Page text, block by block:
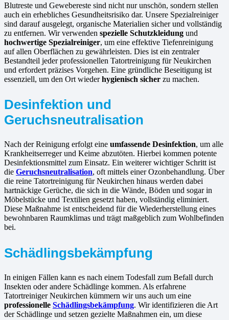
Blutreste und Gewebereste sind nicht nur unschön, sondern stellen
auch ein erhebliches Gesundheitsrisiko dar. Unsere Spezialreiniger
sind darauf ausgelegt, organische Materialien sicher und vollständig
zu entfernen. Wir verwenden spezielle Schutzkleidung und
hochwertige Spezialreiniger, um eine effektive Tiefenreinigung
auf allen Oberflächen zu gewährleisten. Dies ist ein zentraler
Bestandteil jeder professionellen Tatortreinigung für Neukirchen
und erfordert präzises Vorgehen. Eine gründliche Beseitigung ist
essenziell, um den Ort wiederhygienisch sicher zu machen.
Desinfektion und
Geruchsneutralisation
Nach der Reinigung erfolgt eine umfassende Desinfektion, um alle
Krankheitserreger und Keime abzutöten. Hierbei kommen potente
Desinfektionsmittel zum Einsatz. Ein weiterer wichtiger Schritt ist
die Geruchsneutralisation, oft mittels einer Ozonbehandlung. Über
die reine Tatortreinigung für Neukirchen hinaus werden dabei
hartnäckige Gerüche, die sich in die Wände, Böden und sogar in
Möbelstücke und Textilien gesetzt haben, vollständig eliminiert.
Diese Maßnahme ist entscheidend für die Wiederherstellung eines
bewohnbaren Raumklimas und trägt maßgeblich zum Wohlbefinden
bei.
Schädlingsbekämpfung
In einigen Fällen kann es nach einem Todesfall zum Befall durch
Insekten oder andere Schädlinge kommen. Als erfahrene
Tatortreiniger Neukirchen kümmern wir uns auch um eine
professionelle Schädlingsbekämpfung. Wir identifizieren die Art
der Schädlinge und setzen gezielte Maßnahmen ein, um diese